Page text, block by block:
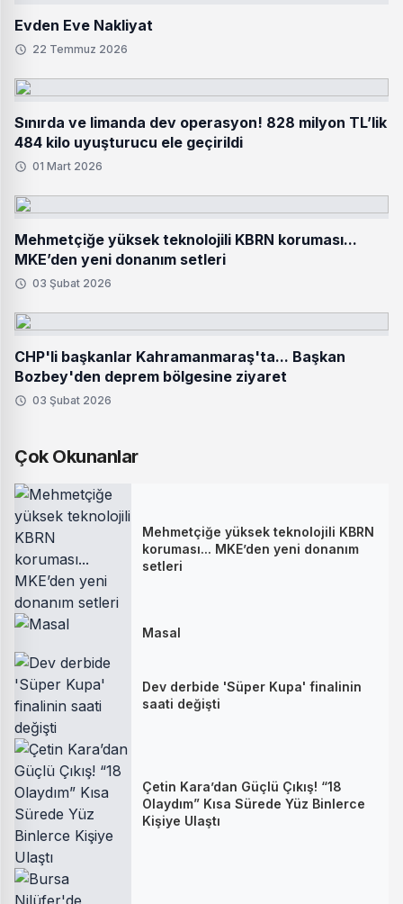
Evden Eve Nakliyat
22 Temmuz 2026
Sınırda ve limanda dev operasyon! 828 milyon TL’lik
484 kilo uyuşturucu ele geçirildi
01 Mart 2026
Mehmetçiğe yüksek teknolojili KBRN koruması...
MKE’den yeni donanım setleri
03 Şubat 2026
CHP'li başkanlar Kahramanmaraş'ta... Başkan
Bozbey'den deprem bölgesine ziyaret
03 Şubat 2026
Çok Okunanlar
Mehmetçiğe yüksek teknolojili KBRN
koruması... MKE’den yeni donanım
setleri
Masal
Dev derbide 'Süper Kupa' finalinin
saati değişti
Çetin Kara’dan Güçlü Çıkış! “18
Olaydım” Kısa Sürede Yüz Binlerce
Kişiye Ulaştı